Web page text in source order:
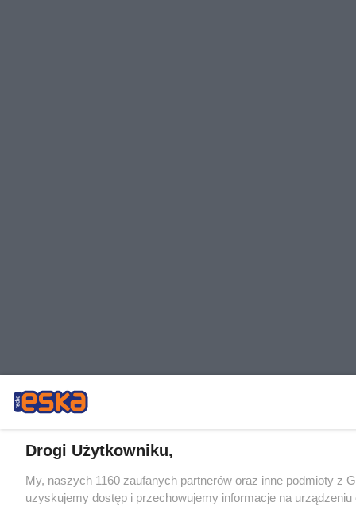
Drogi Użytkowniku,
My, naszych 1160 zaufanych partnerów oraz inne podmioty z
uzyskujemy dostęp i przechowujemy informacje na urządzeniu